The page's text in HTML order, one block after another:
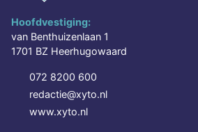
Hoofdvestiging:
van Benthuizenlaan 1
1701 BZ Heerhugowaard
072 8200 600
redactie@xyto.nl
www.xyto.nl